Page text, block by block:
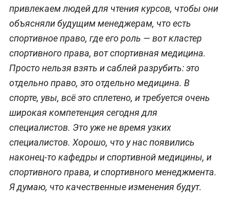
привлекаем людей для чтения курсов, чтобы они
объясняли будущим менеджерам, что есть
спортивное право, где его роль — вот кластер
спортивного права, вот спортивная медицина.
Просто нельзя взять и саблей разрубить: это
отдельно право, это отдельно медицина. В
спорте, увы, всё это сплетено, и требуется очень
широкая компетенция сегодня для
специалистов. Это уже не время узких
специалистов. Хорошо, что у нас появились
наконец-то кафедры и спортивной медицины, и
спортивного права, и спортивного менеджмента.
Я думаю, что качественные изменения будут.